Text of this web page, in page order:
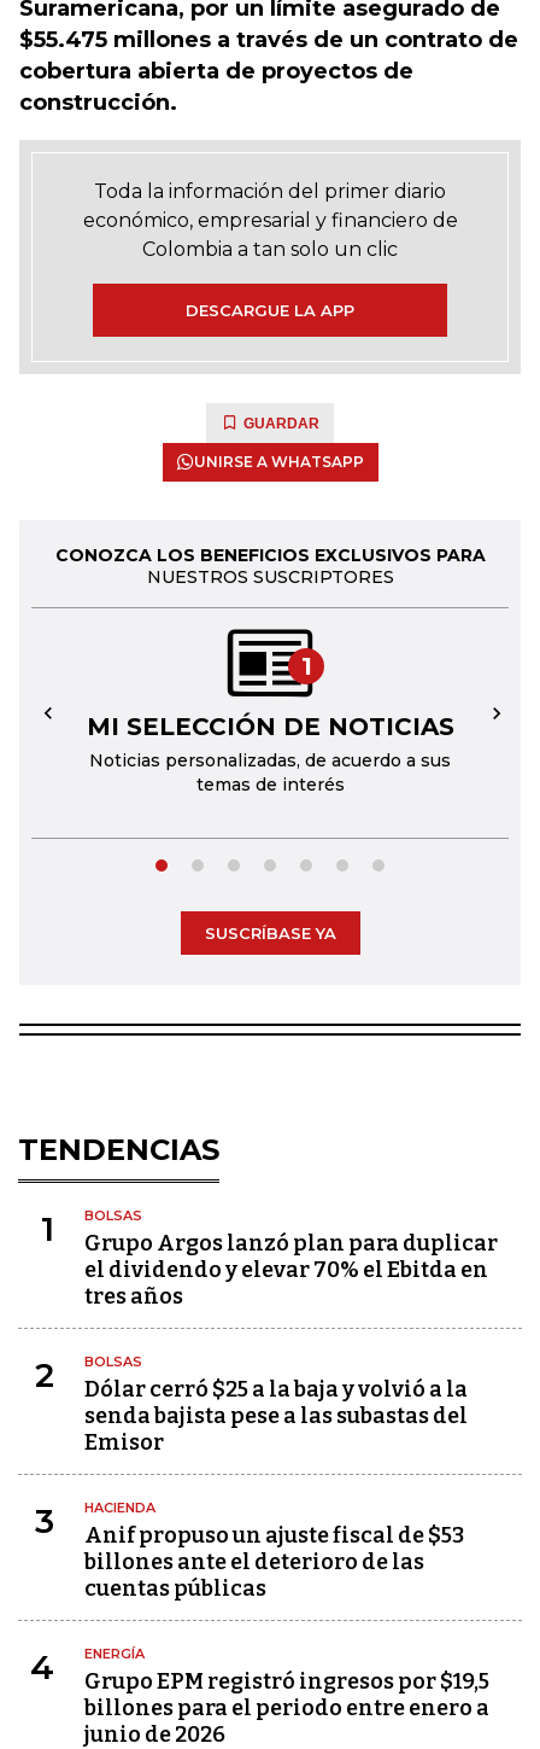
Suramericana, por un límite asegurado de
$55.475 millones a través de un contrato de
cobertura abierta de proyectos de
construcción.
Toda la información del primer diario
económico, empresarial y financiero de
Colombia a tan solo un clic
DESCARGUE LA APP
GUARDAR
UNIRSE A WHATSAPP
CONOZCA LOS BENEFICIOS EXCLUSIVOS PARA
NUESTROS SUSCRIPTORES
1
MI SELECCIÓN DE NOTICIAS
Noticias personalizadas, de acuerdo a sus
temas de interés
← →
SUSCRÍBASE YA
TENDENCIAS
1 BOLSAS
Grupo Argos lanzó plan para duplicar
el dividendo y elevar 70% el Ebitda en
tres años
2 BOLSAS
Dólar cerró $25 a la baja y volvió a la
senda bajista pese a las subastas del
Emisor
3 HACIENDA
Anif propuso un ajuste fiscal de $53
billones ante el deterioro de las
cuentas públicas
4 ENERGÍA
Grupo EPM registró ingresos por $19,5
billones para el periodo entre enero a
junio de 2026